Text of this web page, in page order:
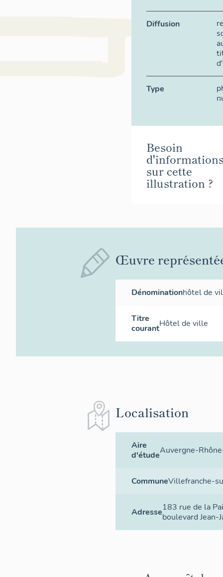
Diffusion
Type
Besoin
sur cette
illustration ?
Œuvre
Dénominationhôtel de
Titre
courantHôtel de ville
Localisation
Aire
d'étudeAuvergne-
CommuneVillefranche-
Adresse183 rue de la
boulevard Jean-